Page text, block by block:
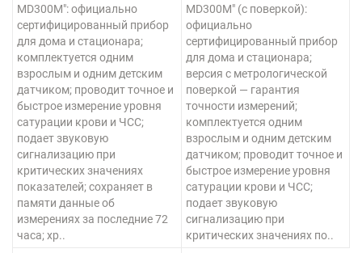
MD300M": официально
сертифицированный прибор
для дома и стационара;
комплектуется одним
взрослым и одним детским
датчиком; проводит точное и
быстрое измерение уровня
сатурации крови и ЧСС;
подает звуковую
сигнализацию при
критических значениях
показателей; сохраняет в
памяти данные об
измерениях за последние 72
часа; хр..
MD300M" (с поверкой):
официально
сертифицированный прибор
для дома и стационара;
версия с метрологической
поверкой — гарантия
точности измерений;
комплектуется одним
взрослым и одним детским
датчиком; проводит точное и
быстрое измерение уровня
сатурации крови и ЧСС;
подает звуковую
сигнализацию при
критических значениях по..